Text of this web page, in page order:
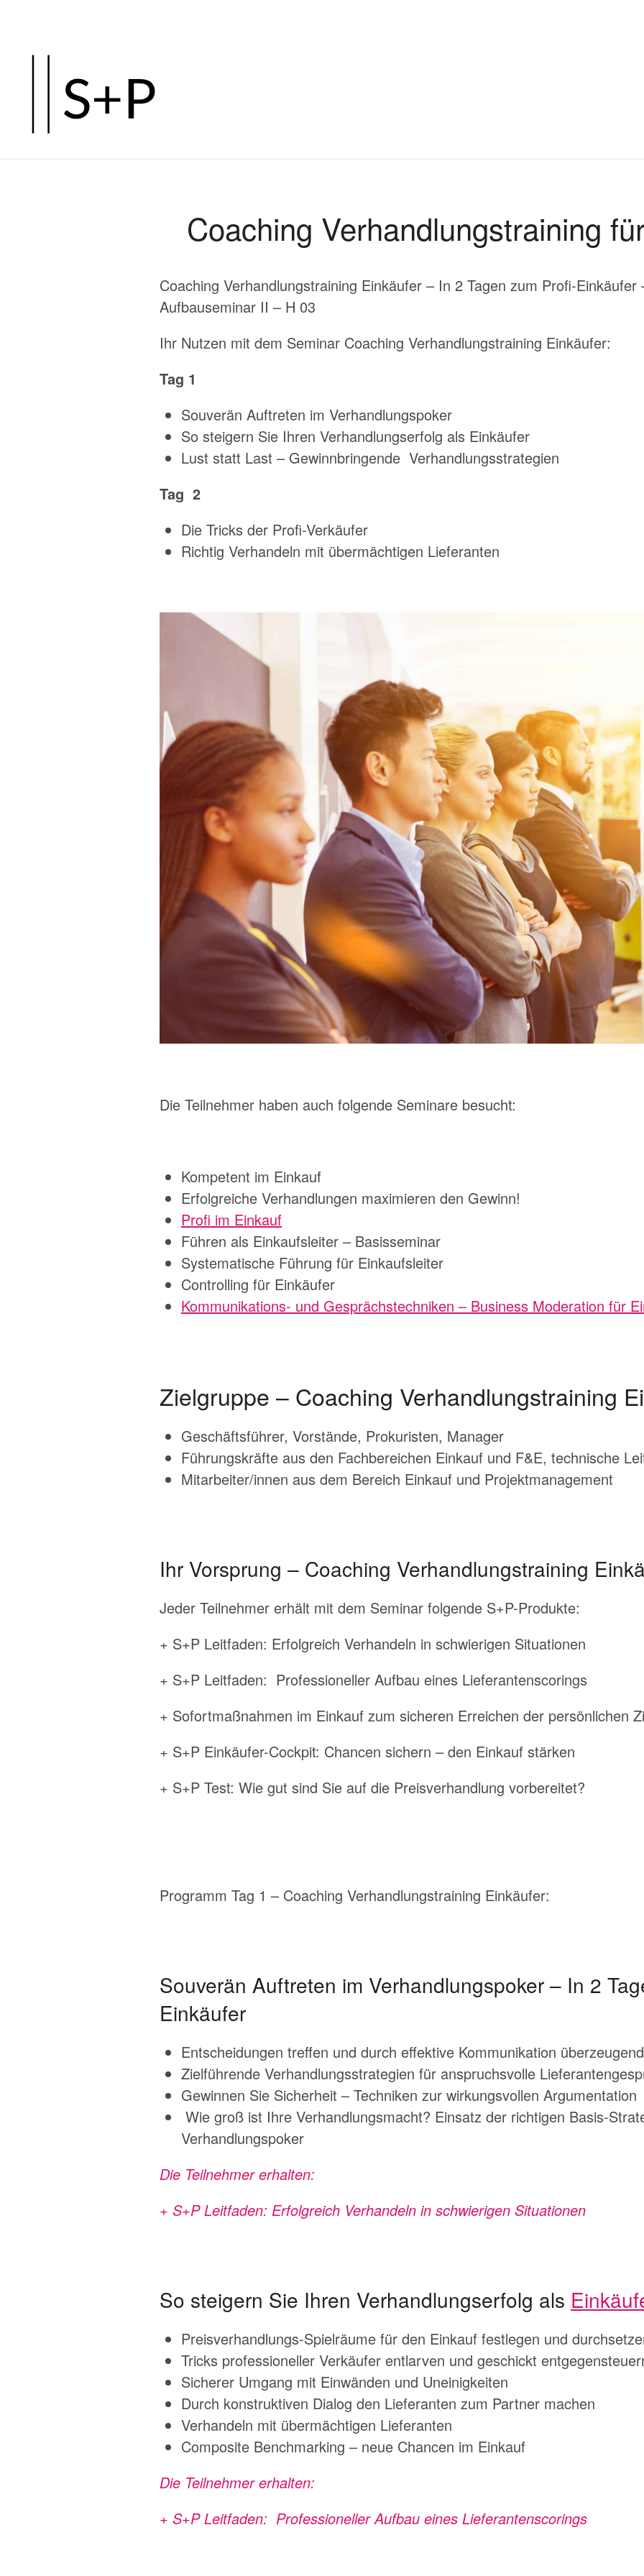
springen
Coaching Verhandlungstraining
Coaching Verhandlungstraining Einkäufer – In 2 Tagen zum Profi-Einkäufer
Aufbauseminar II – H 03
Ihr Nutzen mit dem Seminar Coaching Verhandlungstraining Einkäufer:
Tag 1
Souverän Auftreten im Verhandlungspoker
So steigern Sie Ihren Verhandlungserfolg als Einkäufer
Lust statt Last – Gewinnbringende Verhandlungsstrategien
Tag 2
Die Tricks der Profi-Verkäufer
Richtig Verhandeln mit übermächtigen Lieferanten
Die Teilnehmer haben auch folgende Seminare besucht:
Kompetent im Einkauf
Erfolgreiche Verhandlungen maximieren den Gewinn!
Profi im Einkauf
Führen als Einkaufsleiter – Basisseminar
Systematische Führung für Einkaufsleiter
Controlling für Einkäufer
Kommunikations- und Gesprächstechniken – Business Moderation für
Zielgruppe – Coaching Verhandlungstraining
Geschäftsführer, Vorstände, Prokuristen, Manager
Führungskräfte aus den Fachbereichen Einkauf und F&E, technische
Mitarbeiter/innen aus dem Bereich Einkauf und Projektmanagement
Ihr Vorsprung – Coaching Verhandlungstraining
Jeder Teilnehmer erhält mit dem Seminar folgende S+P-Produkte:
+ S+P Leitfaden: Erfolgreich Verhandeln in schwierigen Situationen
+ S+P Leitfaden: Professioneller Aufbau eines Lieferantenscorings
+ Sofortmaßnahmen im Einkauf zum sicheren Erreichen der persönlichen
+ S+P Einkäufer-Cockpit: Chancen sichern – den Einkauf stärken
+ S+P Test: Wie gut sind Sie auf die Preisverhandlung vorbereitet?
Programm Tag 1 – Coaching Verhandlungstraining Einkäufer:
Souverän Auftreten im Verhandlungspoker – In 2
Einkäufer
Entscheidungen treffen und durch effektive Kommunikation
Zielführende Verhandlungsstrategien für anspruchsvolle
Gewinnen Sie Sicherheit – Techniken zur wirkungsvollen Argumentation
Wie groß ist Ihre Verhandlungsmacht? Einsatz der richtigen Basis-
Verhandlungspoker
Die Teilnehmer erhalten:
+ S+P Leitfaden: Erfolgreich Verhandeln in schwierigen Situationen
So steigern Sie Ihren Verhandlungserfolg als
Preisverhandlungs-Spielräume für den Einkauf festlegen und
Tricks professioneller Verkäufer entlarven und geschickt
Sicherer Umgang mit Einwänden und Uneinigkeiten
Durch konstruktiven Dialog den Lieferanten zum Partner machen
Verhandeln mit übermächtigen Lieferanten
Composite Benchmarking – neue Chancen im Einkauf
Die Teilnehmer erhalten:
+ S+P Leitfaden: Professioneller Aufbau eines Lieferantenscorings